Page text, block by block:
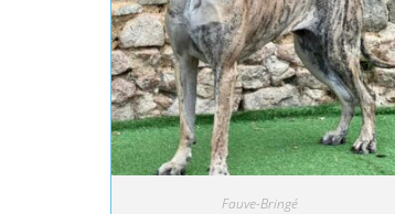
Fauve-Bringé